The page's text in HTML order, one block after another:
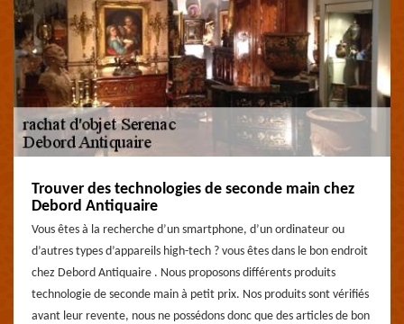
Trouver des technologies de seconde main chez
Debord Antiquaire
Vous êtes à la recherche d’un smartphone, d’un ordinateur ou
d’autres types d’appareils high-tech ? vous êtes dans le bon endroit
chez Debord Antiquaire . Nous proposons différents produits
technologie de seconde main à petit prix. Nos produits sont vérifiés
avant leur revente, nous ne possédons donc que des articles de bon